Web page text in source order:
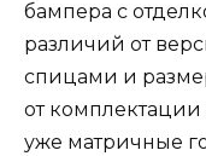
бампера с
различий от
спицами и
от комплектации
уже матричные